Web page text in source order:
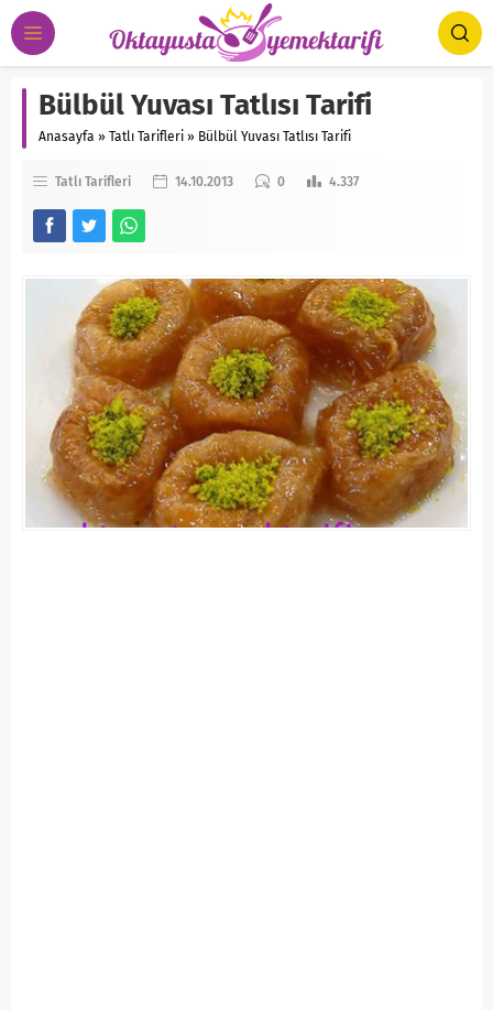
Bülbül Yuvası Tatlısı Tarifi
Anasayfa » Tatlı Tarifleri » Bülbül Yuvası Tatlısı Tarifi
Tatlı Tarifleri 14.10.2013 0 4.337